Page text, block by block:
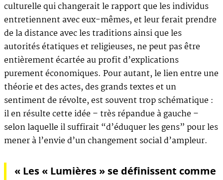
culturelle qui changerait le rapport que les individus
entretiennent avec eux-mêmes, et leur ferait prendre
de la distance avec les traditions ainsi que les
autorités étatiques et religieuses, ne peut pas être
entièrement écartée au profit d’explications
purement économiques. Pour autant, le lien entre une
théorie et des actes, des grands textes et un
sentiment de révolte, est souvent trop schématique :
il en résulte cette idée – très répandue à gauche –
selon laquelle il suffirait “d’éduquer les gens” pour les
mener à l’envie d’un changement social d’ampleur.
« Les « Lumières » se définissent comme